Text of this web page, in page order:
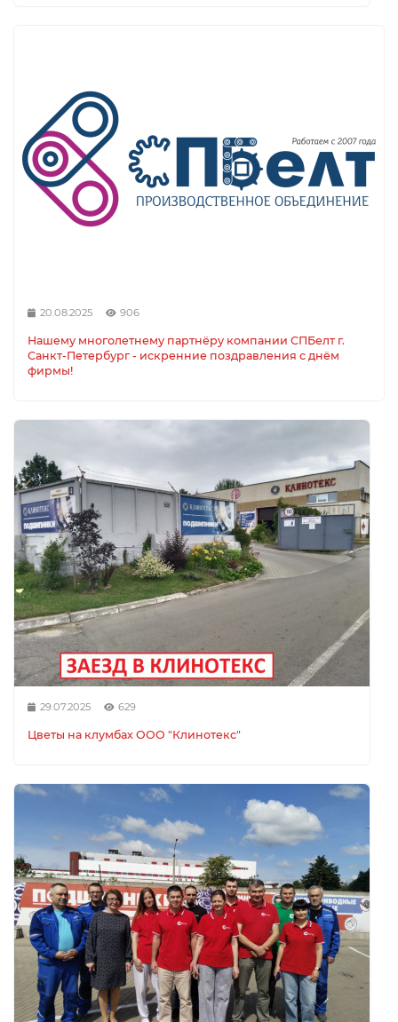
20.08.2025 906
Нашему многолетнему партнёру компании СПБелт г.
Санкт-Петербург - искренние поздравления с днём
фирмы!
29.07.2025 629
Цветы на клумбах ООО "Клинотекс"